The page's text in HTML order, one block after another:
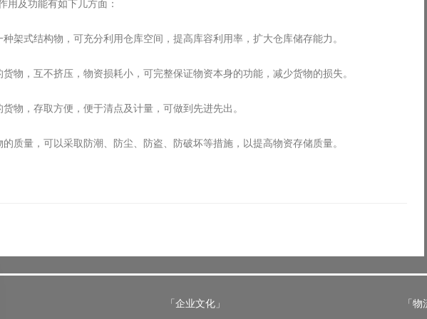
用及功能有如下几方面：
种架式结构物，可充分利用仓库空间，提高库容利用率，扩大仓库储存能力。
货物，互不挤压，物资损耗小，可完整保证物资本身的功能，减少货物的损失。
货物，存取方便，便于清点及计量，可做到先进先出。
质量，可以采取防潮、防尘、防盗、防破坏等措施，以提高物资存储质量。
「企业文化」 「